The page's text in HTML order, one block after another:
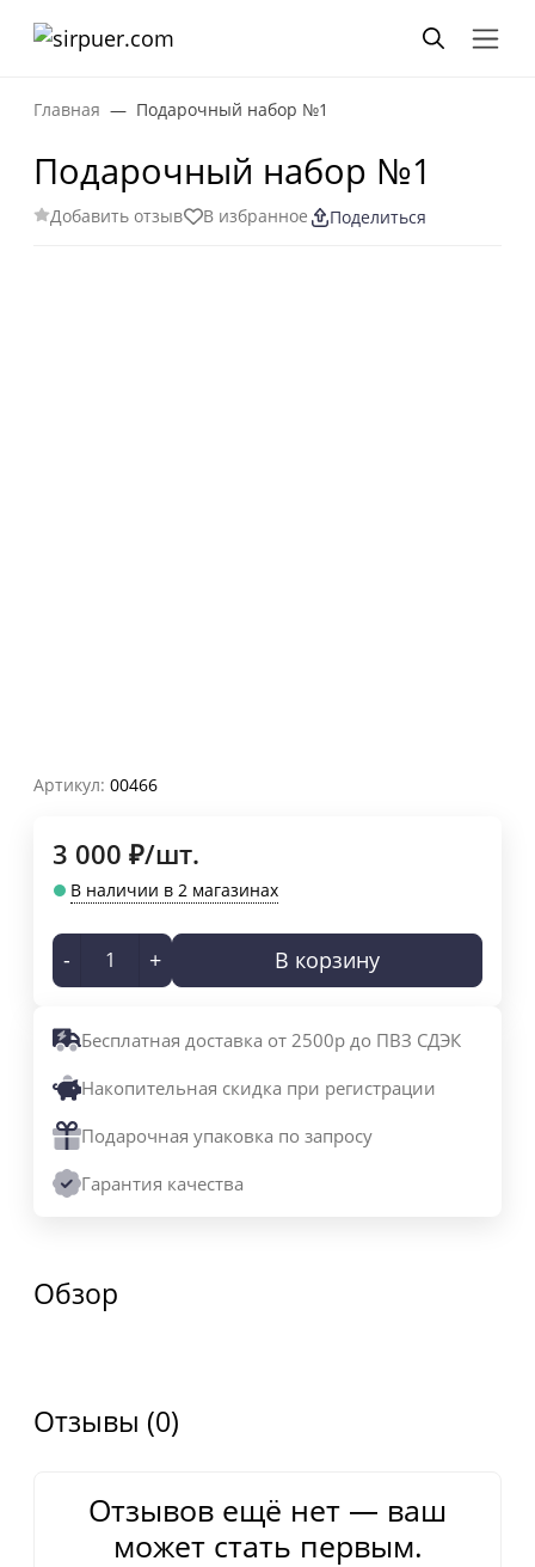
Главная Подарочный набор №1
Подарочный набор №1
Добавить отзыв В избранное Поделиться
Артикул: 00466
3 000 ₽/шт.
В наличии в 2 магазинах
- + В корзину
Бесплатная доставка от 2500р до ПВЗ СДЭК
Накопительная скидка при регистрации
Подарочная упаковка по запросу
Гарантия качества
Обзор
Отзывы (0)
Отзывов ещё нет — ваш
может стать первым.